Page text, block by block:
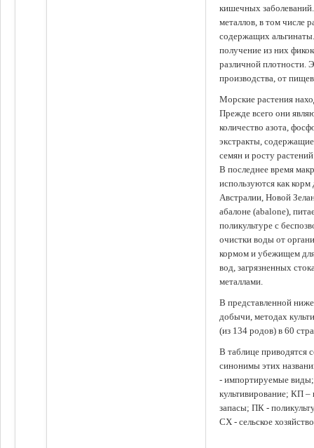
кишечных
металлов, в том числе
содержащих
получение из них
различной плотности.
производства, от
Морские растения
Прежде всего они
количество азота,
экстракты,
семян и росту
В последнее время
используются как
Австралии, Новой
абалоне (abalone),
поликультуре с
очистки воды от
кормом и убежищем
вод, загрязненных
металлами.
В представленной
добычи, методах
(из 134 родов) в 60
В таблице приводятся
синонимы этих
- импортируемые
культивирование; КП
запасы; ПК -
СХ - сельское